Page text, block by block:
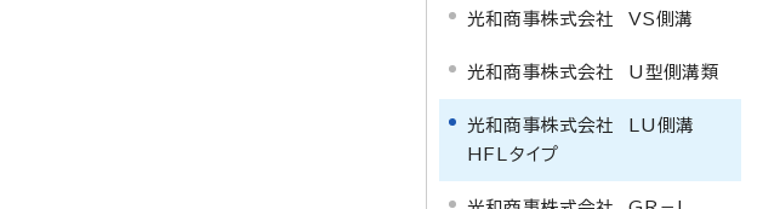
光和商事株式会社 VS側溝
光和商事株式会社 U型側溝類
光和商事株式会社 LU側溝
HFLタイプ